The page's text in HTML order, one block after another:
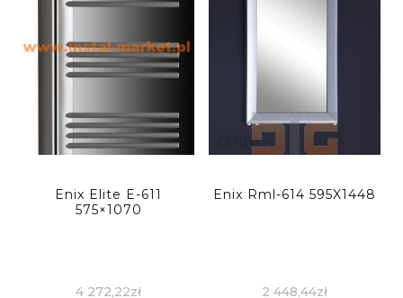
Enix Elite E-611
575×1070
4 272,22zł
Enix Rml-614 595X1448
2 448,44zł